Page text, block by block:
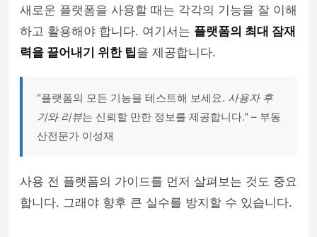
새로운 플랫폼을 사용할 때는 각각의 기능을 잘 이해
하고 활용해야 합니다. 여기서는 플랫폼의 최대 잠재
력을 끌어내기 위한 팁을 제공합니다.
"플랫폼의 모든 기능을 테스트해 보세요. 사용자 후
기와 리뷰는 신뢰할 만한 정보를 제공합니다." – 부동
산전문가 이성재
사용 전 플랫폼의 가이드를 먼저 살펴보는 것도 중요
합니다. 그래야 향후 큰 실수를 방지할 수 있습니다.